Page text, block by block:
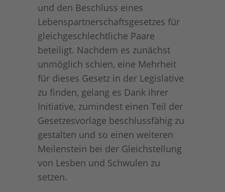
und den Beschluss eines
Lebenspartnerschaftsgesetzes für
gleichgeschlechtliche Paare
beteiligt. Nachdem es zunächst
unmöglich schien, eine Mehrheit
für dieses Gesetz in der Legislative
zu finden, gelang es Dank ihrer
Initiative, zumindest einen Teil der
Gesetzesvorlage beschlussfähig zu
gestalten und so einen weiteren
Meilenstein bei der Gleichstellung
von Lesben und Schwulen zu
setzen.